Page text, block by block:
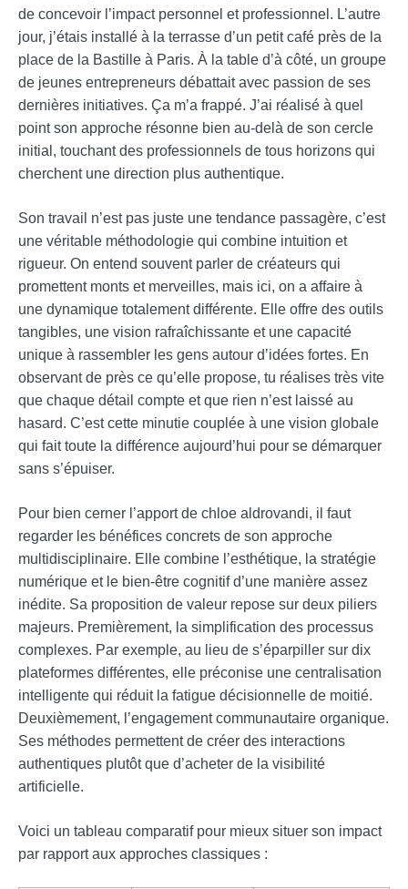
de concevoir l’impact personnel et professionnel. L’autre
jour, j’étais installé à la terrasse d’un petit café près de la
place de la Bastille à Paris. À la table d’à côté, un groupe
de jeunes entrepreneurs débattait avec passion de ses
dernières initiatives. Ça m’a frappé. J’ai réalisé à quel
point son approche résonne bien au-delà de son cercle
initial, touchant des professionnels de tous horizons qui
cherchent une direction plus authentique.
Son travail n’est pas juste une tendance passagère, c’est
une véritable méthodologie qui combine intuition et
rigueur. On entend souvent parler de créateurs qui
promettent monts et merveilles, mais ici, on a affaire à
une dynamique totalement différente. Elle offre des outils
tangibles, une vision rafraîchissante et une capacité
unique à rassembler les gens autour d’idées fortes. En
observant de près ce qu’elle propose, tu réalises très vite
que chaque détail compte et que rien n’est laissé au
hasard. C’est cette minutie couplée à une vision globale
qui fait toute la différence aujourd’hui pour se démarquer
sans s’épuiser.
Pour bien cerner l’apport de chloe aldrovandi, il faut
regarder les bénéfices concrets de son approche
multidisciplinaire. Elle combine l’esthétique, la stratégie
numérique et le bien-être cognitif d’une manière assez
inédite. Sa proposition de valeur repose sur deux piliers
majeurs. Premièrement, la simplification des processus
complexes. Par exemple, au lieu de s’éparpiller sur dix
plateformes différentes, elle préconise une centralisation
intelligente qui réduit la fatigue décisionnelle de moitié.
Deuxièmement, l’engagement communautaire organique.
Ses méthodes permettent de créer des interactions
authentiques plutôt que d’acheter de la visibilité
artificielle.
Voici un tableau comparatif pour mieux situer son impact
par rapport aux approches classiques :